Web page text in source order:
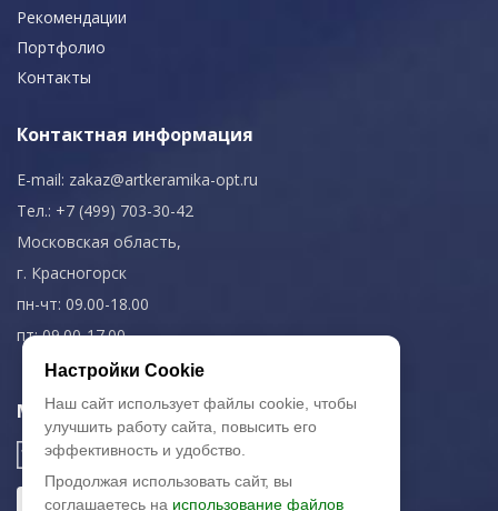
Рекомендации
Портфолио
Контакты
Контактная информация
E-mail: zakaz@artkeramika-opt.ru
Тел.: +7 (499) 703-30-42
Московская область,
г. Красногорск
пн-чт: 09.00-18.00
пт: 09.00-17.00
Мы в соц. сетях
Настройки Cookie
Наш сайт использует файлы cookie, чтобы
улучшить работу сайта, повысить его
эффективность и удобство.
Продолжая использовать сайт, вы
соглашаетесь на использование файлов